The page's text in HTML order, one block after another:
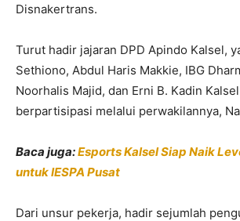
Disnakertrans.
Turut hadir jajaran DPD Apindo Kalsel,
Sethiono, Abdul Haris Makkie, IBG
Noorhalis Majid, dan Erni B. Kadin
berpartisipasi melalui perwakilannya,
Baca juga:Esports Kalsel Siap Naik
untuk IESPA Pusat
Dari unsur pekerja, hadir sejumlah